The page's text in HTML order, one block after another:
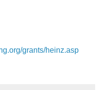
grants/heinz.asp